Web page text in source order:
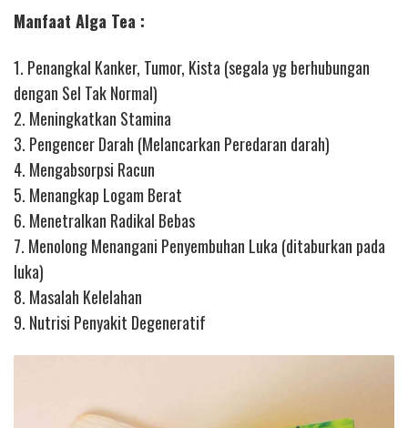
Manfaat Alga Tea :
1. Penangkal Kanker, Tumor, Kista (segala yg berhubungan
dengan Sel Tak Normal)
2. Meningkatkan Stamina
3. Pengencer Darah (Melancarkan Peredaran darah)
4. Mengabsorpsi Racun
5. Menangkap Logam Berat
6. Menetralkan Radikal Bebas
7. Menolong Menangani Penyembuhan Luka (ditaburkan pada
luka)
8. Masalah Kelelahan
9. Nutrisi Penyakit Degeneratif